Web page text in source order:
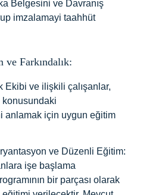
Belgesini ve Davranış
imzalamayi taahhüt
ve Farkındalık:
anlamak için uygun eğitim
ve Düzenli Eğitim:
işe başlama
bir parçası olarak